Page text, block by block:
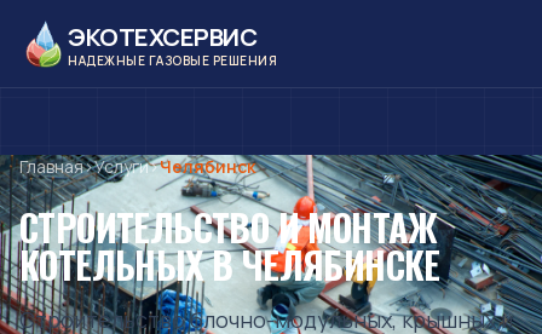
ЭКОТЕХСЕРВИС
НАДЕЖНЫЕ ГАЗОВЫЕ РЕШЕНИЯ
Главная›Услуги›Челябинск
СТРОИТЕЛЬСТВО И МОНТАЖ
КОТЕЛЬНЫХВ ЧЕЛЯБИНСКЕ
Строительство блочно-модульных, крышных и